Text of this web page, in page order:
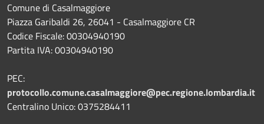
Comune di Casalmaggiore
Piazza Garibaldi 26, 26041 - Casalmaggiore CR
Codice Fiscale: 00304940190
Partita IVA: 00304940190
PEC:
protocollo.comune.casalmaggiore@pec.regione.lombardia.it
Centralino Unico: 0375284411